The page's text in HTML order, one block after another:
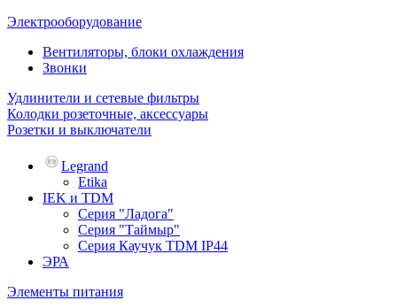
Электрооборудование
Вентиляторы, блоки охлаждения
Звонки
Удлинители и сетевые фильтры
Колодки розеточные, аксессуары
Розетки и выключатели
Legrand
Etika
IEK и TDM
Серия "Ладога"
Серия "Таймыр"
Серия Каучук TDM IP44
ЭРА
Элементы питания